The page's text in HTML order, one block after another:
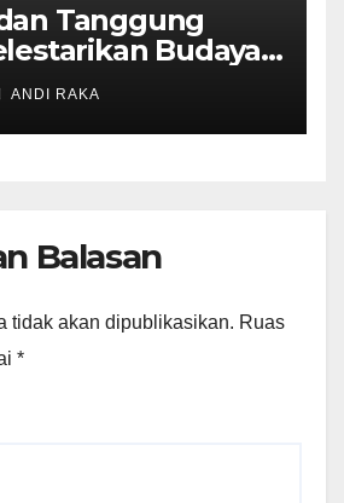
Tanggung
Budaya
di Era
ANDI RAKA
Balasan
tidak akan dipublikasikan. Ruas
*